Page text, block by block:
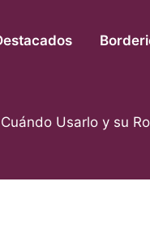
Usarlo y su